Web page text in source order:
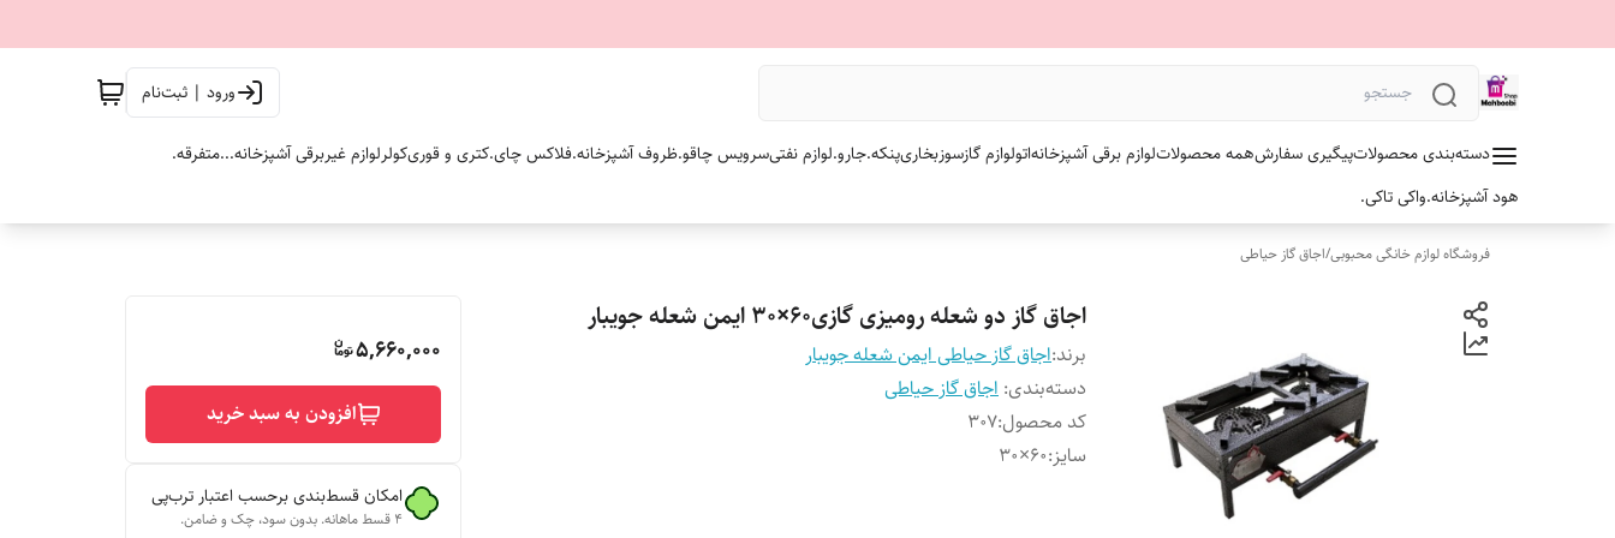
ورود | ثبت‌نام
دسته‌بندی محصولاتپیگیری سفارشهمه محصولاتلوازم برقی آشپزخانهاتولوازم گازسوزبخاریپنکه.جارو.لوازم نفتیسرویس چاقو.ظروف آشپزخانه.فلاکس چای.کتری و قوریکولرلوازم غیربرقی آشپزخانه...متفرقه.
هود آشپزخانه.واکی تاکی.
فروشگاه لوازم خانگی محبوبی/اجاق گاز حیاطی
اجاق گاز دو شعله رومیزی گازی۶۰×۳۰ ایمن شعله جویبار
برند:اجاق گاز حیاطی ایمن شعله جویبار
دسته‌بندی: اجاق گاز حیاطی
کد محصول:۳۰۷
سایز:۶۰×۳۰
5,660,000
افزودن به سبد خرید
امکان قسط‌بندی برحسب اعتبار ترب‌پی
۴ قسط ماهانه. بدون سود، چک و ضامن.